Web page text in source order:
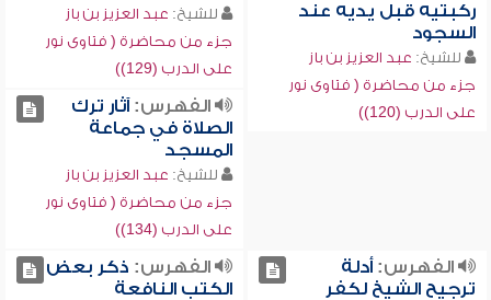
ركبتيه قبل يديه عند
السجود
للشيخ: عبد العزيز بن باز
جزء من محاضرة ( فتاوى نور
على الدرب (120))
للشيخ: عبد العزيز بن باز
جزء من محاضرة ( فتاوى نور
على الدرب (129))
الفهرس:آثار ترك
الصلاة في جماعة
المسجد
للشيخ: عبد العزيز بن باز
جزء من محاضرة ( فتاوى نور
على الدرب (134))
الفهرس:أدلة
ترجيح الشيخ لكفر
الفهرس: ذكر بعض
الكتب النافعة